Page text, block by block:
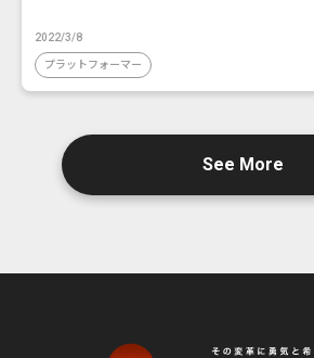
2022/3/8
プラットフォーマー
See More